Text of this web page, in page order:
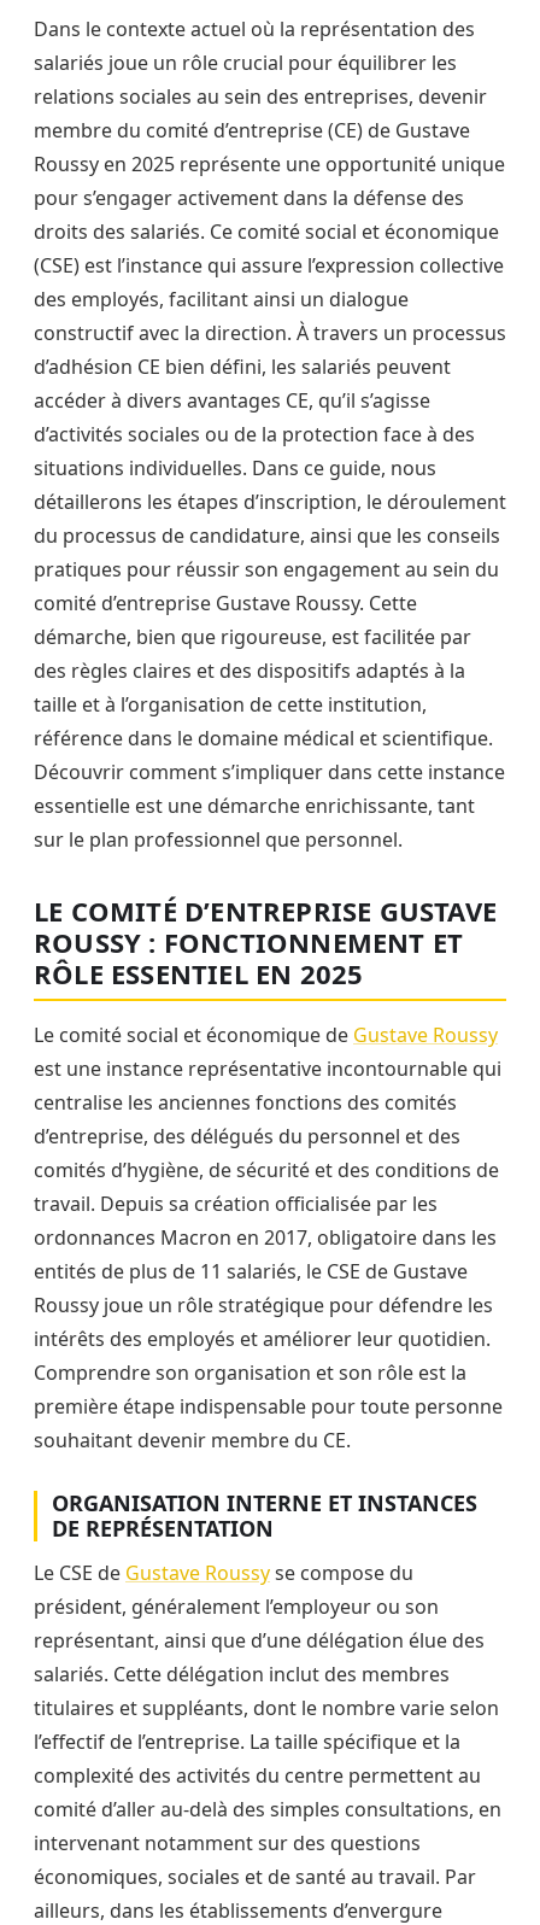
Dans le contexte actuel où la représentation des
salariés joue un rôle crucial pour équilibrer les
relations sociales au sein des entreprises, devenir
membre du comité d’entreprise (CE) de Gustave
Roussy en 2025 représente une opportunité unique
pour s’engager activement dans la défense des
droits des salariés. Ce comité social et économique
(CSE) est l’instance qui assure l’expression collective
des employés, facilitant ainsi un dialogue
constructif avec la direction. À travers un processus
d’adhésion CE bien défini, les salariés peuvent
accéder à divers avantages CE, qu’il s’agisse
d’activités sociales ou de la protection face à des
situations individuelles. Dans ce guide, nous
détaillerons les étapes d’inscription, le déroulement
du processus de candidature, ainsi que les conseils
pratiques pour réussir son engagement au sein du
comité d’entreprise Gustave Roussy. Cette
démarche, bien que rigoureuse, est facilitée par
des règles claires et des dispositifs adaptés à la
taille et à l’organisation de cette institution,
référence dans le domaine médical et scientifique.
Découvrir comment s’impliquer dans cette instance
essentielle est une démarche enrichissante, tant
sur le plan professionnel que personnel.
LE COMITÉ D’ENTREPRISE GUSTAVE
ROUSSY : FONCTIONNEMENT ET
RÔLE ESSENTIEL EN 2025
Le comité social et économique de Gustave Roussy
est une instance représentative incontournable qui
centralise les anciennes fonctions des comités
d’entreprise, des délégués du personnel et des
comités d’hygiène, de sécurité et des conditions de
travail. Depuis sa création officialisée par les
ordonnances Macron en 2017, obligatoire dans les
entités de plus de 11 salariés, le CSE de Gustave
Roussy joue un rôle stratégique pour défendre les
intérêts des employés et améliorer leur quotidien.
Comprendre son organisation et son rôle est la
première étape indispensable pour toute personne
souhaitant devenir membre du CE.
ORGANISATION INTERNE ET INSTANCES
DE REPRÉSENTATION
Le CSE de Gustave Roussyse compose du
président, généralement l’employeur ou son
représentant, ainsi que d’une délégation élue des
salariés. Cette délégation inclut des membres
titulaires et suppléants, dont le nombre varie selon
l’effectif de l’entreprise. La taille spécifique et la
complexité des activités du centre permettent au
comité d’aller au-delà des simples consultations, en
intervenant notamment sur des questions
économiques, sociales et de santé au travail. Par
ailleurs, dans les établissements d’envergure